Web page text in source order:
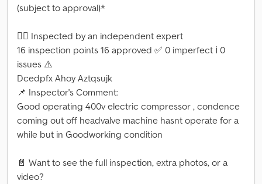
(subject to approval)*
👷‍♂️ Inspected by an independent expert
16 inspection points 16 approved ✅ 0 imperfect ℹ️ 0
issues ⚠️
Dcedpfx Ahoy Aztqsujk
📌 Inspector's Comment:
Good operating 400v electric compressor , condence
coming out off headvalve machine hasnt operate for a
while but in Goodworking condition
📄 Want to see the full inspection, extra photos, or a
video?